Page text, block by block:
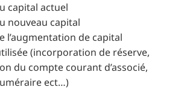
capital actuel
nouveau capital
l’augmentation de capital
(incorporation de réserve,
du compte courant d’associé,
ect…)